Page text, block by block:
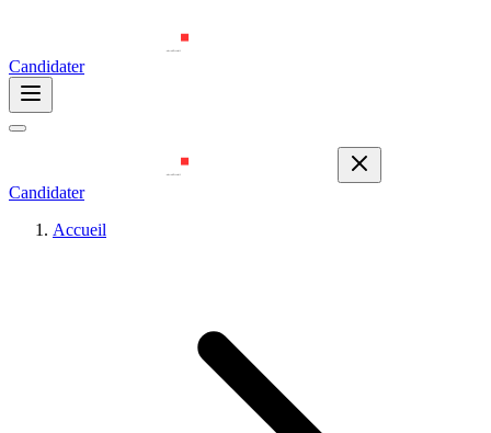
Candidater
Candidater
Accueil